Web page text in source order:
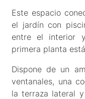
Este espacio
el jardín con
entre el interior
primera planta
Dispone de un
ventanales, una
la terraza lateral